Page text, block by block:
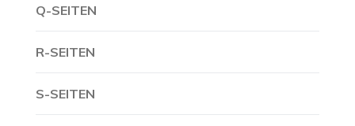
Q-SEITEN
R-SEITEN
S-SEITEN